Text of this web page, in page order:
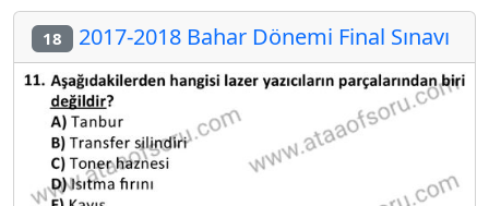
18 2017-2018 Bahar Dönemi Final Sınavı